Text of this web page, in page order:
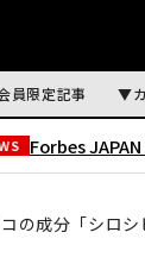
員限定記事
Forbes JAPAN
の成分「シロ